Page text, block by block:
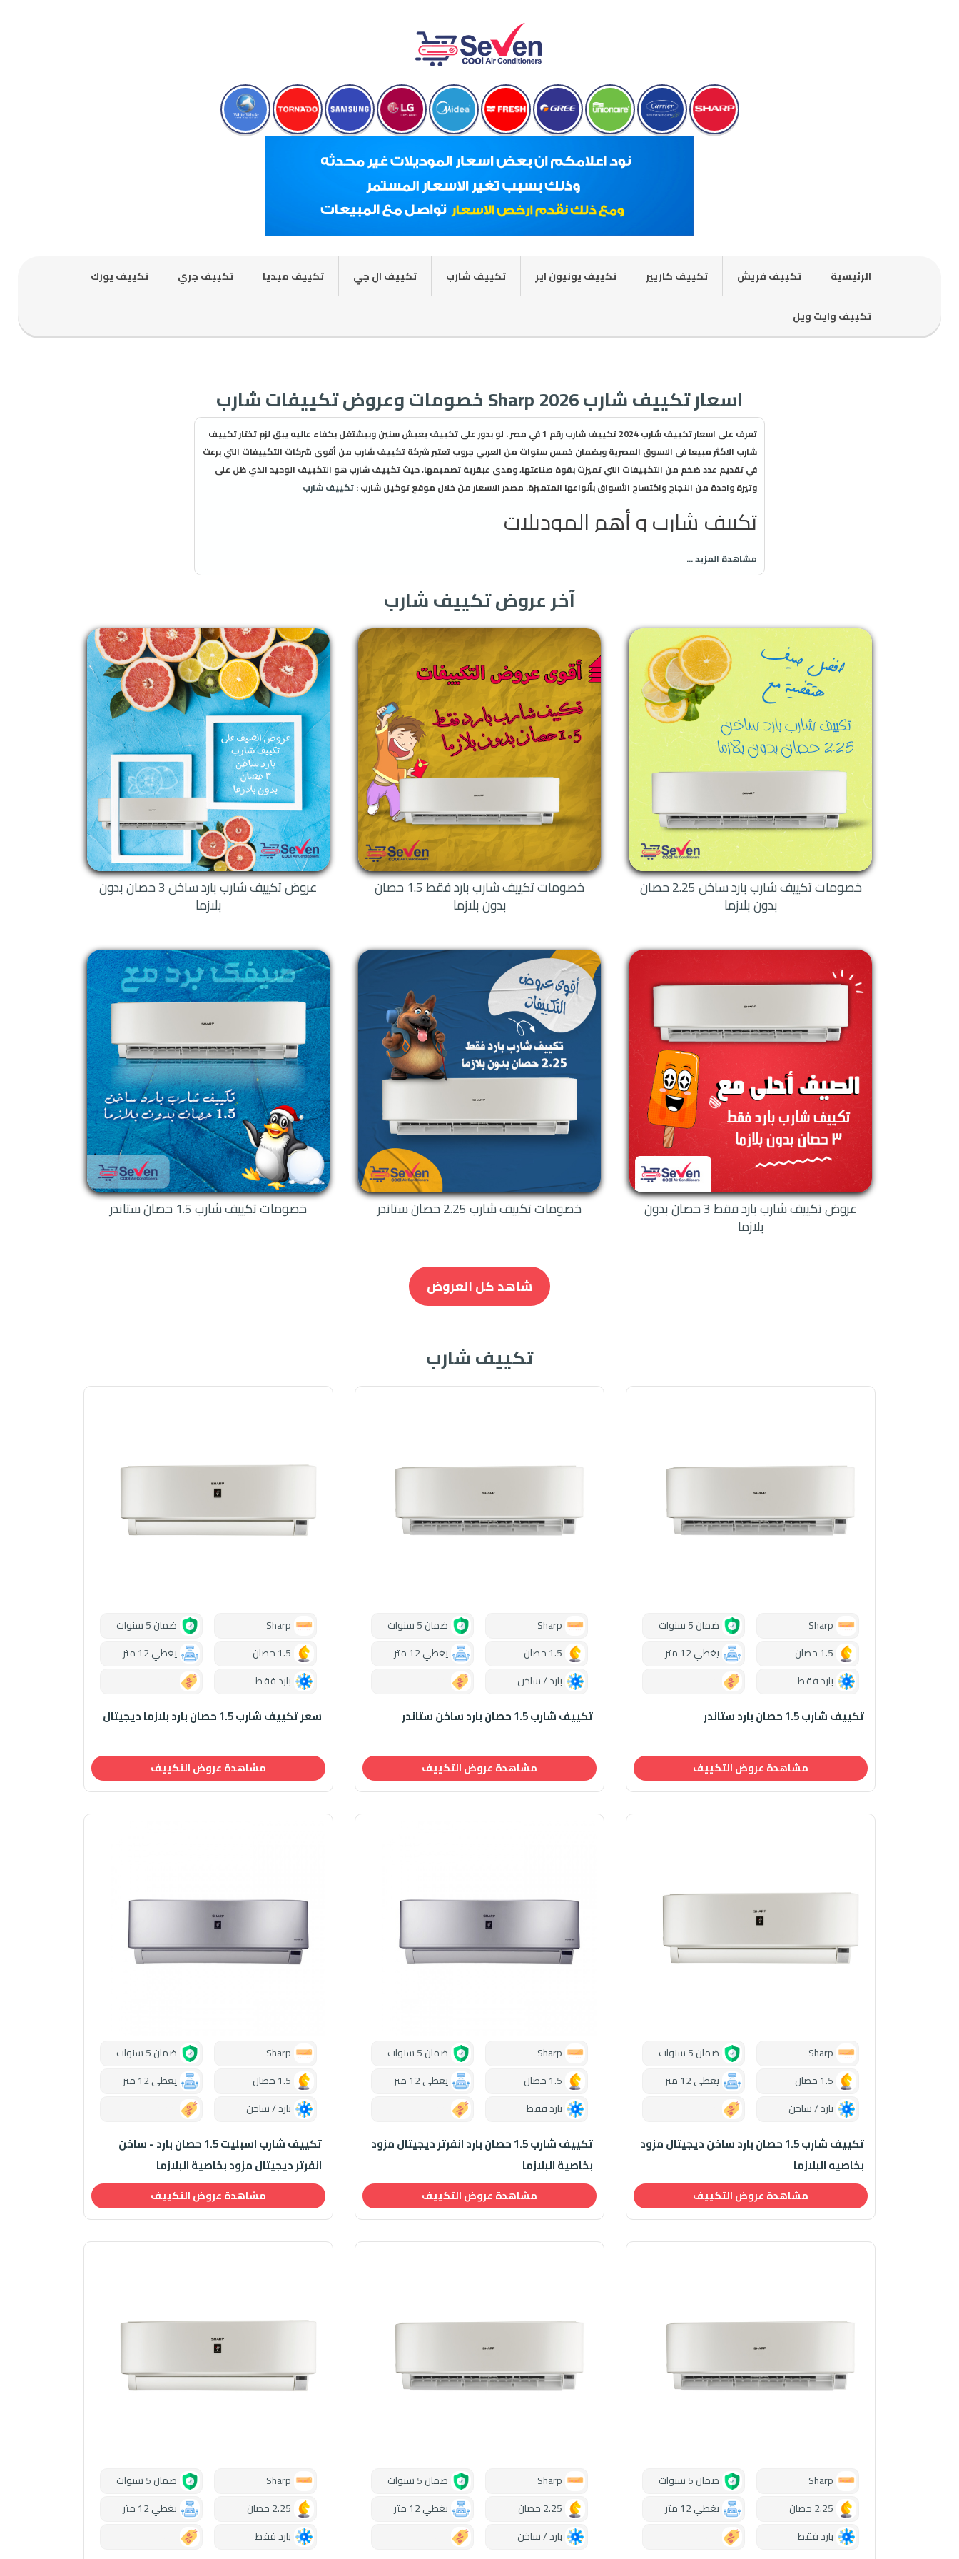
الرئيسية تكييف فريش تكييف كاريير تكييف يونيون اير تكييف شارب تكييف ال جي تكييف ميديا تكييف جري تكييف يورك
تكييف وايت ويل
اسعار تكييف شارب 2026 Sharp خصومات وعروض تكييفات شارب
تعرف على اسعار تكييف شارب 2024 تكييف شارب رقم 1 في مصر . لو بدور على تكييف يعيش سنين وبيشتغل بكفاء عاليه يبق لزم تختار تكييف
شارب الاكثر مبيعا فى الاسوق المصرية وبضمان خمس سنوات من العربي جروب تعتبر شركة تكييف شارب من أقوى شركات التكييفات التي برعت
في تقديم عدد ضخم من التكييفات التي تميزت بقوة صناعتها، ومدى عبقرية تصميمها، حيث تكييف شارب هو التكييف الوحيد الذي ظل على
وتيرة واحدة من النجاح واكتساح الأسواق بأنواعها المتميزة. مصدر الاسعار من خلال موقع توكيل شارب :تكييف شارب
تكييف شارب و أهم الموديلات
أقصى درجات البرودة.
تكييفات شارب بلازما - ديجتال: وهو نوع يمتلك قدرات عالية، حيث يقدم تنقية عالية الجودة للجو، كما تعرض درجات الحرارة على شاشة
مواصفات تكييف شارب
خاصية التبريد السريع - التربو
خاصية التشغيل التلقائي
خاصية البلازما كلاستر
خاصية الفلاتر للتنظيف الذاتي
خاصية الانفرتر الموفرة للطاقة
خاصية القفل التلقائي
خاصية ضد عبث الاطفال
قدرات تكييف شارب 2024 الحديث
تكييفات شارب الانفرتر
تكييفات شارب بدون بلازما
تكييفات بلازما ديجتال
تكييفات فري ستاند
مميزات تكييفات شارب
خاصية التشغيل التلقائي للتكييف : وهي خاصية تميز بها تكييفات شارب فتقوم بالعمل السريع عند قفل التكييف تلقائياً عند حدوث
خاصية البلازما كلاستر: لقد تميزت تكييفات شارب بخاصية غاية من القوة والتي تنقي الهواء وتتخلص من كافة الفيروسات التي تنتشر عن
طريق الجو أو حتى المتراكمة على الجدران.
استنفذت.
خاصية توزيع الهواء: حيث يقوم تكييف شارب بتوزيع الهواء البارد لكي يحصل المكان على التبريد الفائق أولاً في وقت قياسي، ثانياً في
المكان بالكامل.
مشاهدة المزيد ...
آخر عروض تكييف شارب
خصومات تكييف شارب بارد ساخن 2.25 حصان
بدون بلازما
خصومات تكييف شارب بارد فقط 1.5 حصان
بدون بلازما
عروض تكييف شارب بارد ساخن 3 حصان بدون
بلازما
عروض تكييف شارب بارد فقط 3 حصان بدون
بلازما
خصومات تكييف شارب 2.25 حصان ستاندر خصومات تكييف شارب 1.5 حصان ستاندر
شاهد كل العروض
تكييف شارب
بارد فقط
ضمان 5 سنوات
يغطي 12 متر
تكييف شارب 1.5 حصان بارد ستاندر
مشاهدة عروض التكييف
بارد / ساخن
ضمان 5 سنوات
يغطي 12 متر
تكييف شارب 1.5 حصان بارد ساخن ستاندر
مشاهدة عروض التكييف
بارد فقط
ضمان 5 سنوات
يغطي 12 متر
سعر تكييف شارب 1.5 حصان بارد بلازما ديجيتال
مشاهدة عروض التكييف
بارد / ساخن
ضمان 5 سنوات
يغطي 12 متر
تكييف شارب 1.5 حصان بارد ساخن ديجيتال مزود
بخاصيه البلازما
مشاهدة عروض التكييف
بارد فقط
ضمان 5 سنوات
يغطي 12 متر
تكييف شارب 1.5 حصان بارد انفرتر ديجيتال مزود
بخاصية البلازما
مشاهدة عروض التكييف
بارد / ساخن
ضمان 5 سنوات
يغطي 12 متر
تكييف شارب اسبليت 1.5 حصان بارد - ساخن
انفرتر ديجيتال مزود بخاصية البلازما
مشاهدة عروض التكييف
بارد فقط
ضمان 5 سنوات
يغطي 12 متر
بارد / ساخن
ضمان 5 سنوات
يغطي 12 متر
بارد فقط
ضمان 5 سنوات
يغطي 12 متر